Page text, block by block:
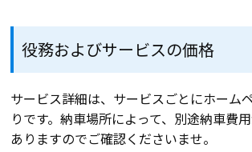
役務およびサービスの価格
サービス詳細は、サービスごとにホーム
りです。納車場所によって、別途納車費
ありますのでご確認くださいませ。